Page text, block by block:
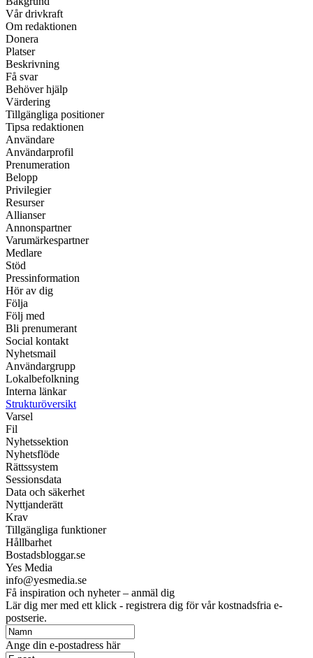
Vår drivkraft
Om redaktionen
Donera
Platser
Beskrivning
Få svar
Behöver hjälp
Värdering
Tillgängliga positioner
Tipsa redaktionen
Användare
Användarprofil
Prenumeration
Belopp
Privilegier
Resurser
Allianser
Annonspartner
Varumärkespartner
Medlare
Stöd
Pressinformation
Hör av dig
Följa
Följ med
Bli prenumerant
Social kontakt
Nyhetsmail
Användargrupp
Lokalbefolkning
Interna länkar
Strukturöversikt
Varsel
Fil
Nyhetssektion
Nyhetsflöde
Rättssystem
Sessionsdata
Data och säkerhet
Nyttjanderätt
Krav
Tillgängliga funktioner
Hållbarhet
Bostadsbloggar.se
Yes Media
info@yesmedia.se
Få inspiration och nyheter – anmäl dig
Lär dig mer med ett klick - registrera dig för vår kostnadsfria e-
postserie.
Ange din e-postadress här